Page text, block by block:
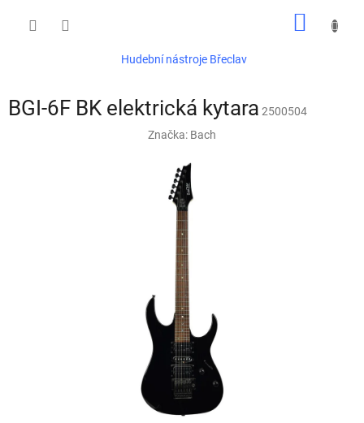
Hudební nástroje Břeclav
BGI-6F BK elektrická kytara 2500504
Značka: Bach